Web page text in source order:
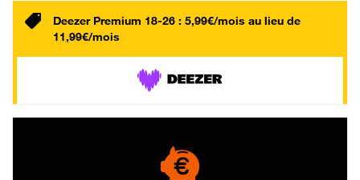
Deezer Premium 18-26 : 5,99€/mois au lieu de
11,99€/mois